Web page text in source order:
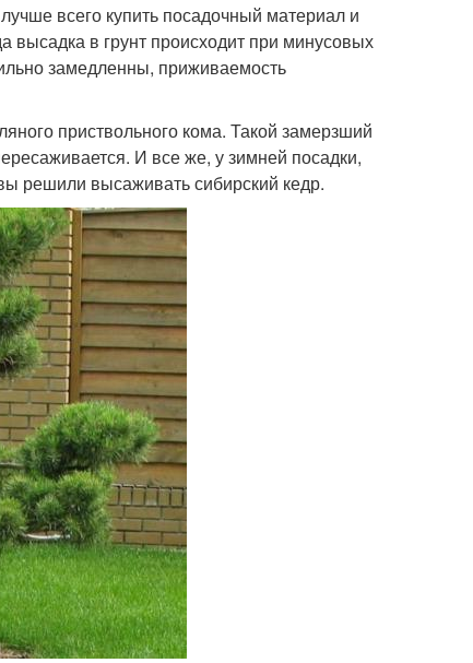
всего купить посадочный материал и
высадка в грунт происходит при минусовых
замедленны, приживаемость
приствольного кома. Такой замерзший
И все же, у зимней посадки,
решили высаживать сибирский кедр.